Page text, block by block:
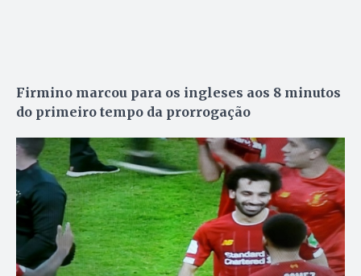
Firmino marcou para os ingleses aos 8 minutos
do primeiro tempo da prorrogação